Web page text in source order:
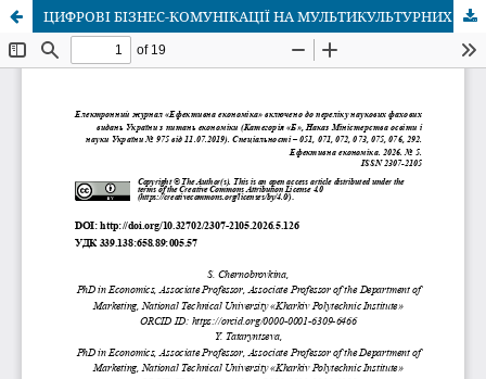
ЦИФРОВІ БІЗНЕС-КОМУНІКАЦІЇ НА МУЛЬТИКУЛЬТУРНИХ РИНКАХ: ПРАКТИКА ВЕДЕННЯ ПЕРЕГОВОРІВ, РИЗИКИ МАНІПУЛЯЦІЙ ТА ІНСТРУМЕНТИ МЕДІАЦІЇ